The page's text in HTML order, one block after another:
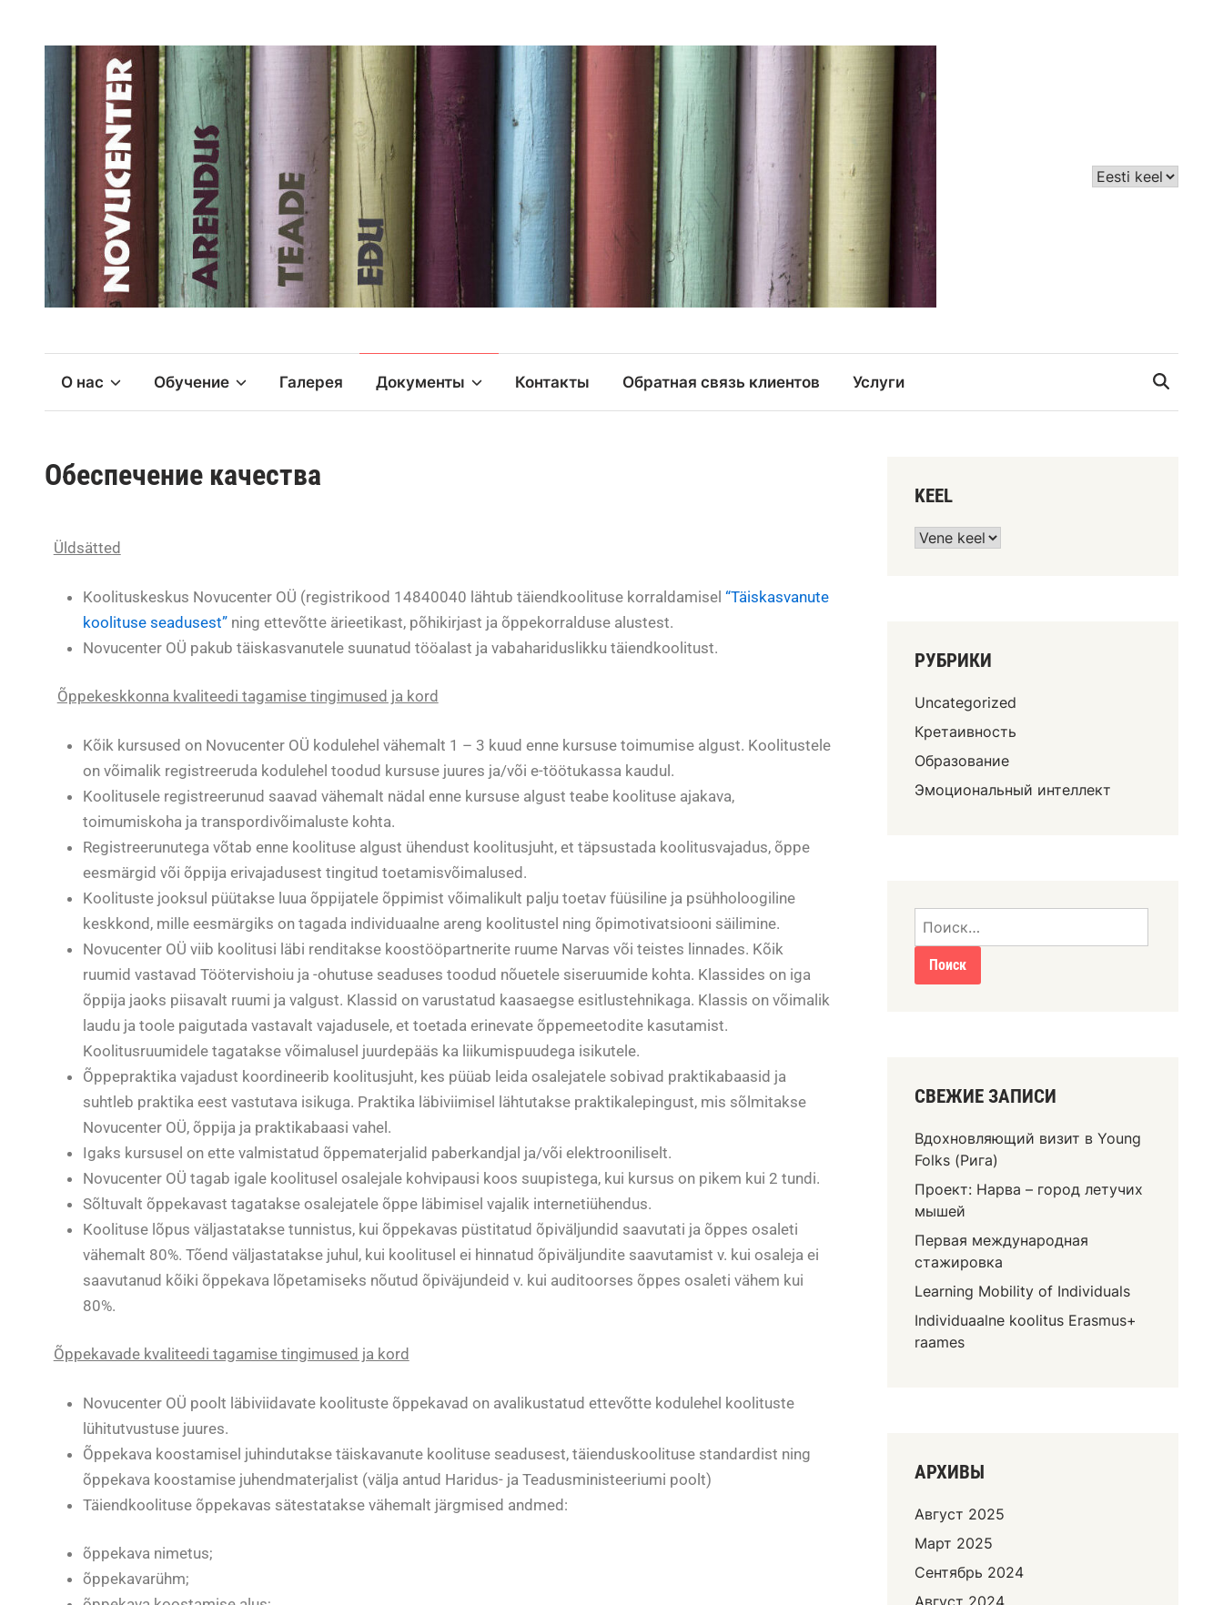
О нас Обучение Галерея Документы Контакты Обратная связь клиентов Услуги
Обеспечение качества
Üldsätted
Koolituskeskus Novucenter OÜ (registrikood 14840040 lähtub täiendkoolituse korraldamisel “Täiskasvanute
koolituse seadusest” ning ettevõtte ärieetikast, põhikirjast ja õppekorralduse alustest.
Novucenter OÜ pakub täiskasvanutele suunatud tööalast ja vabahariduslikku täiendkoolitust.
Õppekeskkonna kvaliteedi tagamise tingimused ja kord
Kõik kursused on Novucenter OÜ kodulehel vähemalt 1 – 3 kuud enne kursuse toimumise algust. Koolitustele
on võimalik registreeruda kodulehel toodud kursuse juures ja/või e-töötukassa kaudul.
Koolitusele registreerunud saavad vähemalt nädal enne kursuse algust teabe koolituse ajakava,
toimumiskoha ja transpordivõimaluste kohta.
Registreerunutega võtab enne koolituse algust ühendust koolitusjuht, et täpsustada koolitusvajadus, õppe
eesmärgid või õppija erivajadusest tingitud toetamisvõimalused.
Koolituste jooksul püütakse luua õppijatele õppimist võimalikult palju toetav füüsiline ja psühholoogiline
keskkond, mille eesmärgiks on tagada individuaalne areng koolitustel ning õpimotivatsiooni säilimine.
Novucenter OÜ viib koolitusi läbi renditakse koostööpartnerite ruume Narvas või teistes linnades. Kõik
ruumid vastavad Töötervishoiu ja -ohutuse seaduses toodud nõuetele siseruumide kohta. Klassides on iga
õppija jaoks piisavalt ruumi ja valgust. Klassid on varustatud kaasaegse esitlustehnikaga. Klassis on võimalik
laudu ja toole paigutada vastavalt vajadusele, et toetada erinevate õppemeetodite kasutamist.
Koolitusruumidele tagatakse võimalusel juurdepääs ka liikumispuudega isikutele.
Õppepraktika vajadust koordineerib koolitusjuht, kes püüab leida osalejatele sobivad praktikabaasid ja
suhtleb praktika eest vastutava isikuga. Praktika läbiviimisel lähtutakse praktikalepingust, mis sõlmitakse
Novucenter OÜ, õppija ja praktikabaasi vahel.
Igaks kursusel on ette valmistatud õppematerjalid paberkandjal ja/või elektrooniliselt.
Novucenter OÜ tagab igale koolitusel osalejale kohvipausi koos suupistega, kui kursus on pikem kui 2 tundi.
Sõltuvalt õppekavast tagatakse osalejatele õppe läbimisel vajalik internetiühendus.
Koolituse lõpus väljastatakse tunnistus, kui õppekavas püstitatud õpiväljundid saavutati ja õppes osaleti
vähemalt 80%. Tõend väljastatakse juhul, kui koolitusel ei hinnatud õpiväljundite saavutamist v. kui osaleja ei
saavutanud kõiki õppekava lõpetamiseks nõutud õpiväjundeid v. kui auditoorses õppes osaleti vähem kui
80%.
Õppekavade kvaliteedi tagamise tingimused ja kord
Novucenter OÜ poolt läbiviidavate koolituste õppekavad on avalikustatud ettevõtte kodulehel koolituste
lühitutvustuse juures.
Õppekava koostamisel juhindutakse täiskavanute koolituse seadusest, täienduskoolituse standardist ning
õppekava koostamise juhendmaterjalist (välja antud Haridus- ja Teadusministeeriumi poolt)
Täiendkoolituse õppekavas sätestatakse vähemalt järgmised andmed:
õppekava nimetus;
õppekavarühm;
KEEL
РУБРИКИ
Uncategorized
Кретаивность
Образование
Эмоциональный интеллект
СВЕЖИЕ ЗАПИСИ
Вдохновляющий визит в Young
Folks (Рига)
Проект: Нарва – город летучих
мышей
Первая международная
стажировка
Learning Mobility of Individuals
Individuaalne koolitus Erasmus+
raames
АРХИВЫ
Август 2025
Март 2025
Сентябрь 2024
Август 2024